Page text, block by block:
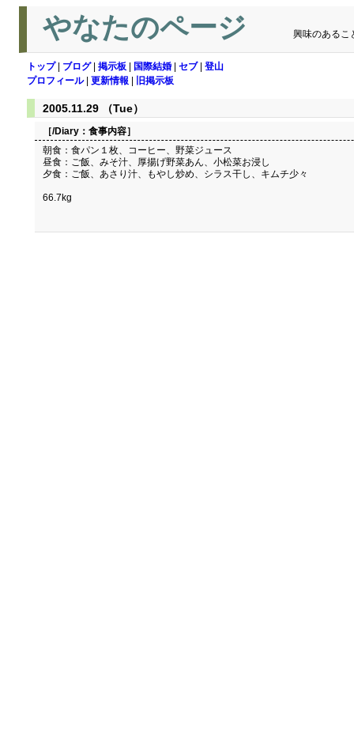
やなたのページ 興味のあるこ
トップ| ブログ| 掲示板 国際結婚 セブ| 登山
プロフィール| 更新情報 旧掲示板
2005.11.29 （Tue）
［/Diary： 食事内容］
朝食：食パン１枚、コーヒー、野菜ジュース
昼食：ご飯、みそ汁、厚揚げ野菜あん、小松菜お浸し
夕食：ご飯、あさり汁、もやし炒め、シラス干し、キムチ少々
66.7kg